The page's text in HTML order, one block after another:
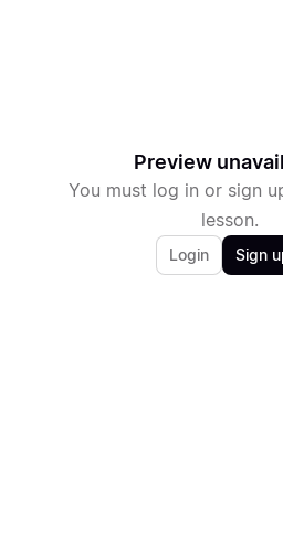
Preview
You must log in or sign
lesson.
Login Sign